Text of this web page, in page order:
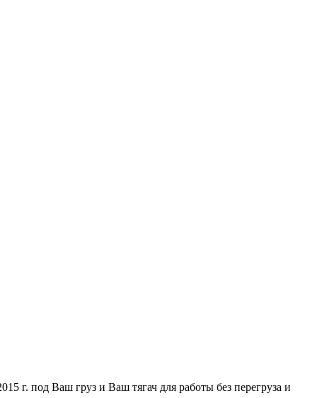
г. под Ваш груз и Ваш тягач для работы без перегруза и